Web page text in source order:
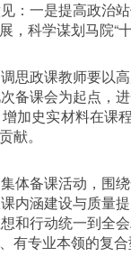
：一是提高政
科学谋划马院“十
思政课教师要以
备课会为起点
加史实材料在
献。
体备课活动，
内涵建设与质量
和行动统一到
专业本领的复合